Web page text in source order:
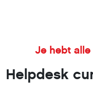
Je hebt
Helpdesk